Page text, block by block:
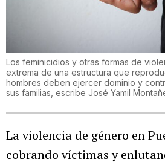
Los feminicidios y otras formas de
extrema de una estructura que
hombres deben ejercer dominio y
sus familias, escribe José Yamil
La violencia de género en
cobrando víctimas y